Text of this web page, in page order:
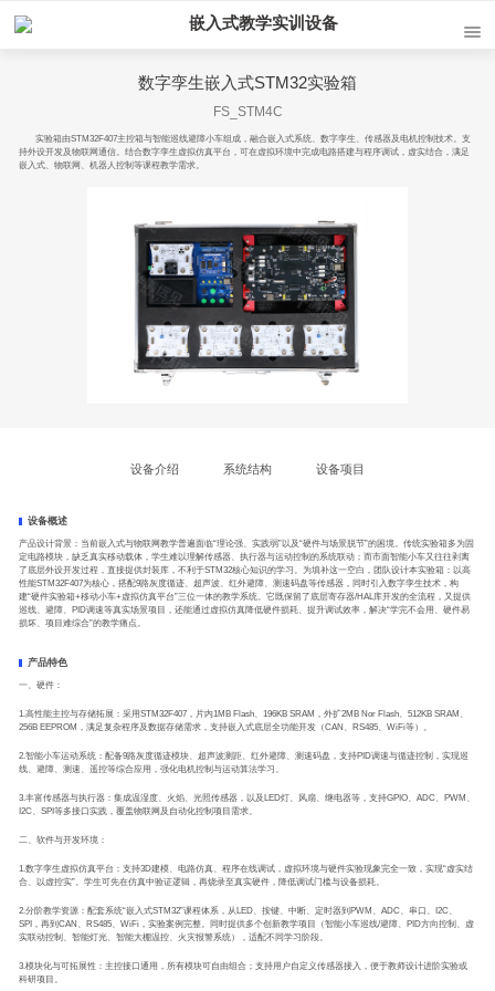
嵌入式教学实训设备
数字孪生嵌入式STM32实验箱
FS_STM4C
实验箱由STM32F407主控箱与智能巡线避障小车组成，融合嵌入式系统、数字孪生、传感器及电机控制技术。支
持外设开发及物联网通信。结合数字孪生虚拟仿真平台，可在虚拟环境中完成电路搭建与程序调试，虚实结合，满足
嵌入式、物联网、机器人控制等课程教学需求。
设备介绍 系统结构 设备项目
设备概述
产品设计背景：当前嵌入式与物联网教学普遍面临“理论强、实践弱”以及“硬件与场景脱节”的困境。传统实验箱多为固
定电路模块，缺乏真实移动载体，学生难以理解传感器、执行器与运动控制的系统联动；而市面智能小车又往往剥离
了底层外设开发过程，直接提供封装库，不利于STM32核心知识的学习。为填补这一空白，团队设计本实验箱：以高
性能STM32F407为核心，搭配9路灰度循迹、超声波、红外避障、测速码盘等传感器，同时引入数字孪生技术，构
建“硬件实验箱+移动小车+虚拟仿真平台”三位一体的教学系统。它既保留了底层寄存器/HAL库开发的全流程，又提供
巡线、避障、PID调速等真实场景项目，还能通过虚拟仿真降低硬件损耗、提升调试效率，解决“学完不会用、硬件易
损坏、项目难综合”的教学痛点。
产品特色
一、硬件：
1.高性能主控与存储拓展：采用STM32F407，片内1MB Flash、196KB SRAM，外扩2MB Nor Flash、512KB SRAM、
256B EEPROM，满足复杂程序及数据存储需求，支持嵌入式底层全功能开发（CAN、RS485、WiFi等）。
2.智能小车运动系统：配备9路灰度循迹模块、超声波测距、红外避障、测速码盘，支持PID调速与循迹控制，实现巡
线、避障、测速、遥控等综合应用，强化电机控制与运动算法学习。
3.丰富传感器与执行器：集成温湿度、火焰、光照传感器，以及LED灯、风扇、继电器等，支持GPIO、ADC、PWM、
I2C、SPI等多接口实践，覆盖物联网及自动化控制项目需求。
二、软件与开发环境：
1.数字孪生虚拟仿真平台：支持3D建模、电路仿真、程序在线调试，虚拟环境与硬件实验现象完全一致，实现“虚实结
合、以虚控实”。学生可先在仿真中验证逻辑，再烧录至真实硬件，降低调试门槛与设备损耗。
2.分阶教学资源：配套系统“嵌入式STM32”课程体系，从LED、按键、中断、定时器到PWM、ADC、串口、I2C、
SPI，再到CAN、RS485、WiFi，实验案例完整。同时提供多个创新教学项目（智能小车巡线/避障、PID方向控制、虚
实联动控制、智能灯光、智能大棚温控、火灾报警系统），适配不同学习阶段。
3.模块化与可拓展性：主控接口通用，所有模块可自由组合；支持用户自定义传感器接入，便于教师设计进阶实验或
科研项目。